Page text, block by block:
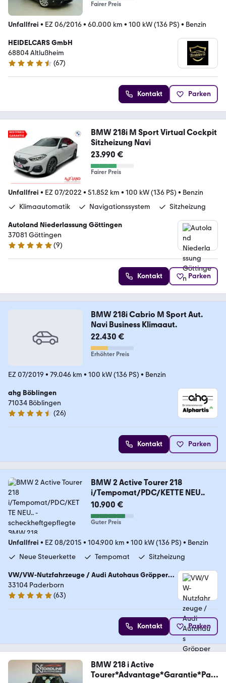
Fairer Preis
Unfallfrei • EZ 06/2016• 60.000 km • 100 kW (136 PS) • Benzin
HEIDELCARS GmbH
68804 Altlußheim
4.7 Sterne
(67)
Kontakt Parken
BMW 218i M Sport Virtual Cockpit
Sitzheizung Navi
23.990 €
Fairer Preis
Unfallfrei • EZ 07/2022 • 51.852 km • 100 kW (136 PS) • Benzin
Klimaautomatik
Navigationssystem Sitzheizung
Autoland Niederlassung Göttingen
37081 Göttingen
5 Sterne
(9)
Kontakt Parken
BMW 218i Cabrio M Sport Aut.
Navi Business Klimaaut.
22.430 €
Erhöhter Preis
EZ 07/2019 • 79.046 km • 100 kW (136 PS) • Benzin
ahg Böblingen
71034 Böblingen
4.6 Sterne
(26)
Kontakt Parken
BMW 2 Active Tourer 218
i/Tempomat/PDC/KETTE NEU..
10.900 €
Guter Preis
Unfallfrei • EZ 08/2015 • 104.900 km • 100 kW (136 PS) • Benzin
Neue Steuerkette
Tempomat Sitzheizung
VW/VW-Nutzfahrzeuge / Audi Autohaus Gröpper
GmbH
33104 Paderborn
5 Sterne
(63)
Kontakt Parken
BMW 218 i Active
Tourer*Advantage*Garantie*Pan